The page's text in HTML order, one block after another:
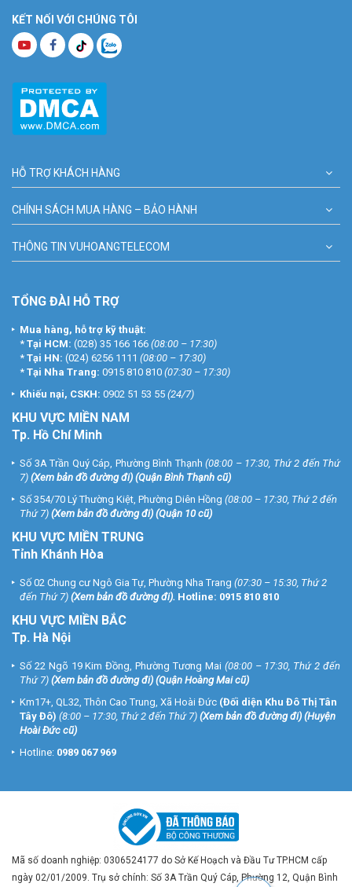
KẾT NỐI VỚI CHÚNG TÔI
HỖ TRỢ KHÁCH HÀNG
CHÍNH SÁCH MUA HÀNG – BẢO HÀNH
THÔNG TIN VUHOANGTELECOM
TỔNG ĐÀI HỖ TRỢ
Mua hàng, hỗ trợ kỹ thuật:
* Tại HCM: (028) 35 166 166 (08:00 – 17:30)
* Tại HN: (024) 6256 1111 (08:00 – 17:30)
* Tại Nha Trang: 0915 810 810 (07:30 – 17:30)
Khiếu nại, CSKH: 0902 51 53 55 (24/7)
KHU VỰC MIỀN NAM
Tp. Hồ Chí Minh
Số 3A Trần Quý Cáp, Phường Bình Thạnh (08:00 – 17:30, Thứ 2 đến Thứ
7) (Xem bản đồ đường đi) (Quận Bình Thạnh cũ)
Số 354/70 Lý Thường Kiệt, Phường Diên Hồng (08:00 – 17:30, Thứ 2 đến
Thứ 7) (Xem bản đồ đường đi) (Quận 10 cũ)
KHU VỰC MIỀN TRUNG
Tỉnh Khánh Hòa
Số 02 Chung cư Ngô Gia Tự, Phường Nha Trang (07:30 – 15:30, Thứ 2
đến Thứ 7) (Xem bản đồ đường đi). Hotline: 0915 810 810
KHU VỰC MIỀN BẮC
Tp. Hà Nội
Số 22 Ngõ 19 Kim Đồng, Phường Tương Mai (08:00 – 17:30, Thứ 2 đến
Thứ 7) (Xem bản đồ đường đi) (Quận Hoàng Mai cũ)
Km17+, QL32, Thôn Cao Trung, Xã Hoài Đức (Đối diện Khu Đô Thị Tân
Tây Đô) (8:00 – 17:30, Thứ 2 đến Thứ 7) (Xem bản đồ đường đi) (Huyện
Hoài Đức cũ)
Hotline: 0989 067 969
Mã số doanh nghiệp: 0306524177 do Sở Kế Hoạch và Đầu Tư TP.HCM cấp
ngày 02/01/2009. Trụ sở chính: Số 3A Trần Quý Cáp, Phường 12, Quận Bình